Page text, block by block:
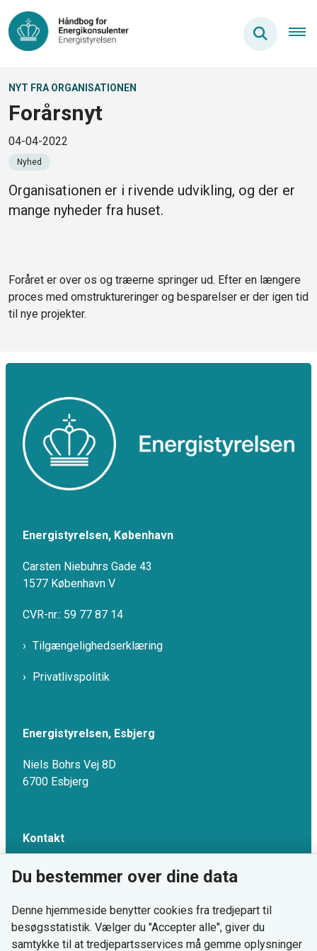
NYT FRA ORGANISATIONEN
Forårsnyt
04-04-2022
Nyhed
Organisationen er i rivende udvikling, og der er
mange nyheder fra huset.
Foråret er over os og træerne springer ud. Efter en længere
proces med omstruktureringer og besparelser er der igen tid
til nye projekter.
Energistyrelsen, København
Carsten Niebuhrs Gade 43
1577 København V
CVR-nr.: 59 77 87 14
Tilgængelighedserklæring
Privatlivspolitik
Energistyrelsen, Esbjerg
Niels Bohrs Vej 8D
6700 Esbjerg
Kontakt
Email: emo-info@ens.dk
Tlf: 33 92 67 00
Du bestemmer over dine data
Denne hjemmeside benytter cookies fra tredjepart til
besøgsstatistik. Vælger du "Accepter alle", giver du
samtykke til at tredjepartsservices må gemme oplysninger